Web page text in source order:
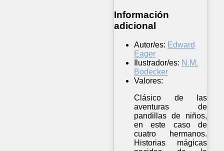
Información
adicional
Autor/es: Edward
Eager
Ilustrador/es: N.M.
Bodecker
Valores:
Clásico de las
aventuras de
pandillas de niños,
en este caso de
cuatro hermanos.
Historias mágicas